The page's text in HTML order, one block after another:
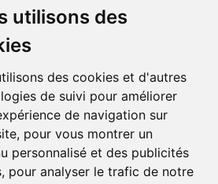
utilisons des
des cookies et d'autres
de suivi pour améliorer
de navigation sur
pour vous montrer un
personnalisé et des publicités
pour analyser le trafic de notre
est le prolongement digital de la pharmacie
Mer – Rang-du-Fliers.
achats en ligne parmi des milliers de
produits en ligne et choisissez le retrait
à domicile, en toute simplicité.